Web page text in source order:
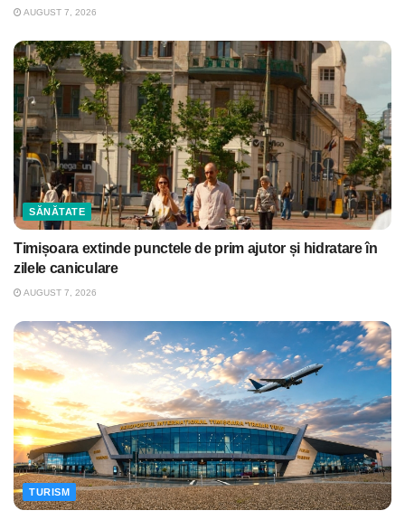
AUGUST 7, 2026
SĂNĂTATE
Timișoara extinde punctele de prim ajutor și hidratare în
zilele caniculare
AUGUST 7, 2026
TURISM